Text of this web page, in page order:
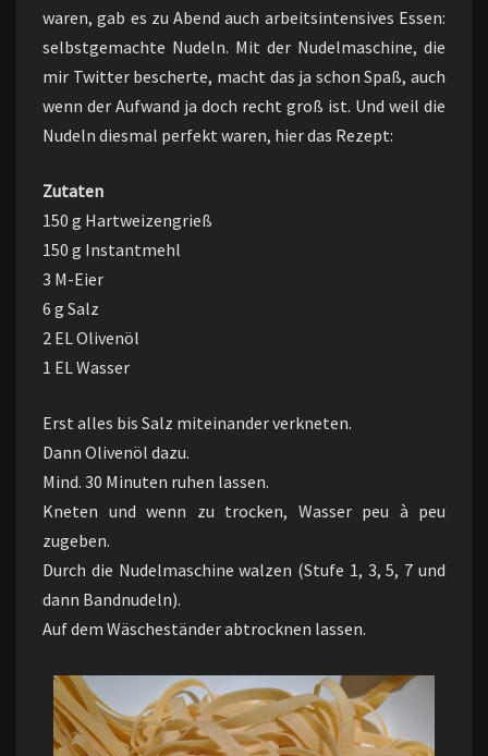
waren, gab es zu Abend auch arbeitsintensives Essen:
selbstgemachte Nudeln. Mit der Nudelmaschine, die
mir Twitter bescherte, macht das ja schon Spaß, auch
wenn der Aufwand ja doch recht groß ist. Und weil die
Nudeln diesmal perfekt waren, hier das Rezept:
Zutaten
150 g Hartweizengrieß
150 g Instantmehl
3 M-Eier
6 g Salz
2 EL Olivenöl
1 EL Wasser
Erst alles bis Salz miteinander verkneten.
Dann Olivenöl dazu.
Mind. 30 Minuten ruhen lassen.
Kneten und wenn zu trocken, Wasser peu à peu
zugeben.
Durch die Nudelmaschine walzen (Stufe 1, 3, 5, 7 und
dann Bandnudeln).
Auf dem Wäscheständer abtrocknen lassen.